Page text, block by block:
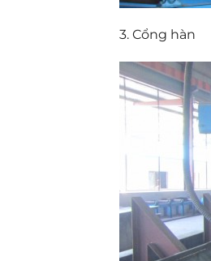
3. Cổng hàn